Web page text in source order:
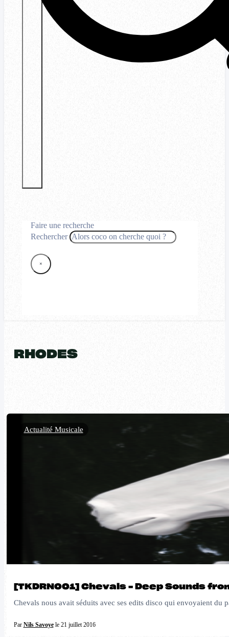
Faire une recherche
Rechercher
×
RHODES
[TKDRN001] Chevals – Deep Sounds
Chevals nous avait séduits avec ses edits disco qui envoyaient
Par Nils Savoyele 21 juillet 2016
Actualité Musicale